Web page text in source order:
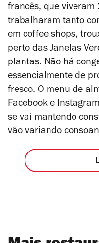
francês, que viveram
trabalharam tanto
em coffee shops,
perto das Janelas
plantas. Não há
essencialmente de
fresco. O menu de
Facebook e
se vai mantendo
vão variando